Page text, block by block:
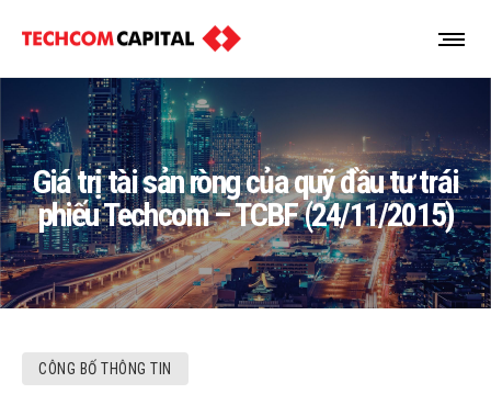
Giá trị tài sản ròng của quỹ đầu tư trái
phiếu Techcom – TCBF (24/11/2015)
CÔNG BỐ THÔNG TIN